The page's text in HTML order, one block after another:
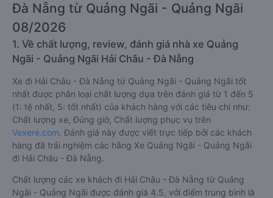
Đà Nẵng từ Quảng Ngãi - Quảng Ngãi
08/2026
1. Về chất lượng, review, đánh giá nhà xe Quảng
Ngãi - Quảng Ngãi Hải Châu - Đà Nẵng
Xe đi Hải Châu - Đà Nẵng từ Quảng Ngãi - Quảng Ngãi tốt
nhất được phân loại chất lượng dựa trên đánh giá từ 1 đến 5
(1: tệ nhất, 5: tốt nhất) của khách hàng với các tiêu chí như:
Chất lượng xe, Đúng giờ, Chất lượng phục vụ trên
Vexere.com. Đánh giá này được viết trực tiếp bởi các khách
hàng đã trải nghiệm các hãng Xe Quảng Ngãi - Quảng Ngãi
đi Hải Châu - Đà Nẵng.
Chất lượng các xe khách đi Hải Châu - Đà Nẵng từ Quảng
Ngãi - Quảng Ngãi được đánh giá 4.5, với điểm trung bình là